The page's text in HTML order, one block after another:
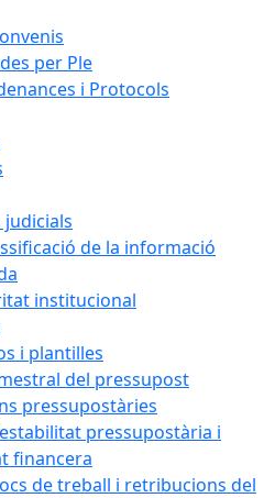
per Ple
i Protocols
judicials
de la informació
institucional
i plantilles
del pressupost
pressupostàries
pressupostària i
financera
de treball i retribucions del